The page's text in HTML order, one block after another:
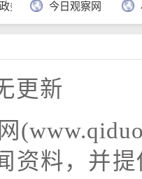
务网 今日观察网
更新
资料，并